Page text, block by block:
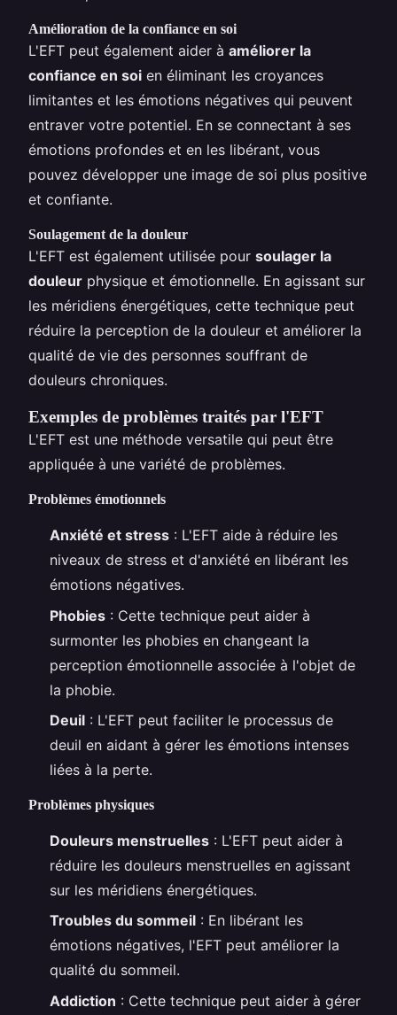
Amélioration de la confiance en soi
L'EFT peut également aider à améliorer la
confiance en soi en éliminant les croyances
limitantes et les émotions négatives qui peuvent
entraver votre potentiel. En se connectant à ses
émotions profondes et en les libérant, vous
pouvez développer une image de soi plus positive
et confiante.
Soulagement de la douleur
L'EFT est également utilisée pour soulager la
douleur physique et émotionnelle. En agissant sur
les méridiens énergétiques, cette technique peut
réduire la perception de la douleur et améliorer la
qualité de vie des personnes souffrant de
douleurs chroniques.
Exemples de problèmes traités par l'EFT
L'EFT est une méthode versatile qui peut être
appliquée à une variété de problèmes.
Problèmes émotionnels
Anxiété et stress : L'EFT aide à réduire les
niveaux de stress et d'anxiété en libérant les
émotions négatives.
Phobies : Cette technique peut aider à
surmonter les phobies en changeant la
perception émotionnelle associée à l'objet de
la phobie.
Deuil : L'EFT peut faciliter le processus de
deuil en aidant à gérer les émotions intenses
liées à la perte.
Problèmes physiques
Douleurs menstruelles : L'EFT peut aider à
réduire les douleurs menstruelles en agissant
sur les méridiens énergétiques.
Troubles du sommeil : En libérant les
émotions négatives, l'EFT peut améliorer la
qualité du sommeil.
Addiction : Cette technique peut aider à gérer